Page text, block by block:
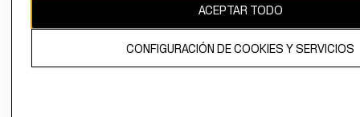
Uruguay ($U)
ACEPTAR TODO
CONFIGURACIÓN DE COOKIES Y SERVICIOS